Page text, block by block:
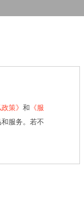
政策》 和 《服
服务。若不